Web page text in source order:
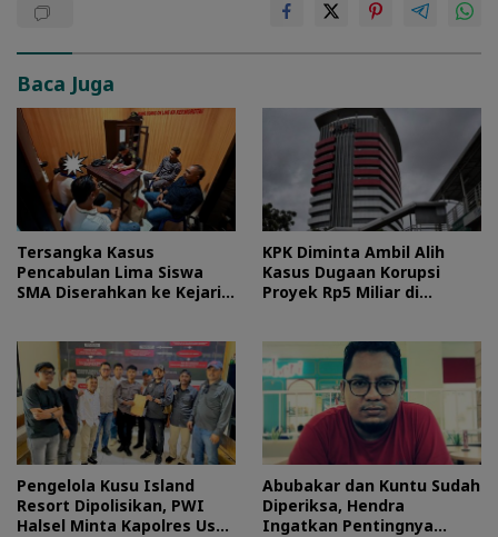
Baca Juga
Tersangka Kasus
Pencabulan Lima Siswa
SMA Diserahkan ke Kejari
KPK Diminta Ambil Alih
Kasus Dugaan Korupsi
Proyek Rp5 Miliar di
Pengelola Kusu Island
Resort Dipolisikan, PWI
Halsel Minta Kapolres Usut
Abubakar dan Kuntu Sudah
Diperiksa, Hendra
Ingatkan Pentingnya